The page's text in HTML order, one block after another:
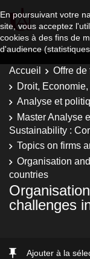
En poursuivant votre
site, vous acceptez
cookies à des fins de
d'audience
Accueil Offre de
Droit,
Analyse et
Master Analyse
Sustainability :
Topics on firms
Organisation
countries
challenges
Ajouter à la